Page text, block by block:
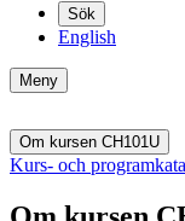
Sök
English
Meny
Om kursen CH101U
Kurs- och